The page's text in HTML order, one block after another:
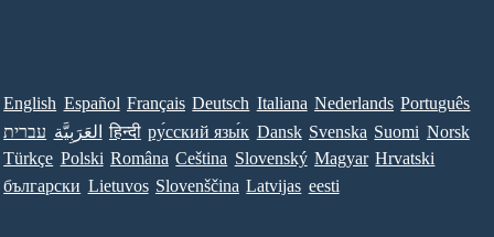
English Español Français Deutsch Italiana Nederlands Português
עברית العَرَبِيَّة हिन्दी ру́сский язы́к Dansk Svenska Suomi Norsk
Türkçe Polski Româna Ceština Slovenský Magyar Hrvatski
български Lietuvos Slovenščina Latvijas eesti